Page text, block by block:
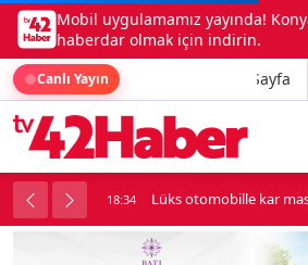
Mobil uygulamamız yayında!
haberdar olmak için indirin.
Canlı Yayın Ana Sayfa
kavga çıktı 18:34 Lüks otomobille kar